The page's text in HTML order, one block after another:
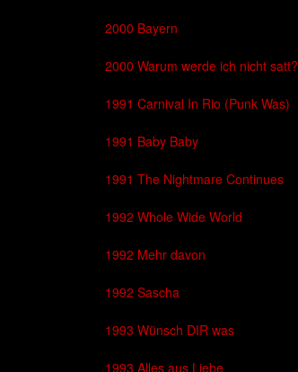
2000 Bayern
2000 Warum werde ich nicht satt?
1991 Carnival In Rio (Punk Was)
1991 Baby Baby
1991 The Nightmare Continues
1992 Whole Wide World
1992 Mehr davon
1992 Sascha
1993 Wünsch DIR was
1993 Alles aus Liebe